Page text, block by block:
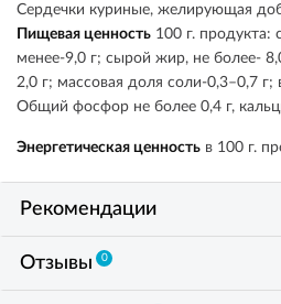
Сердечки куриные, желирующая
Пищевая ценность 100 г. продукта:
менее-9,0 г; сырой жир, не более-
2,0 г; массовая доля соли-0,3–0,7 г;
Общий фосфор не более 0,4 г,
Энергетическая ценность в 100 г.
Рекомендации
Отзывы 0